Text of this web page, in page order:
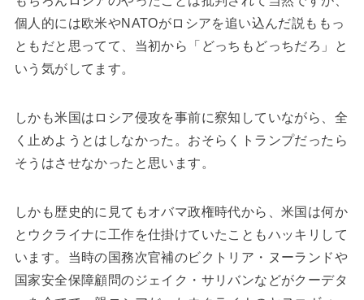
個人的には欧米やNATOがロシアを追い込んだ説ももっ
ともだと思ってて、当初から「どっちもどっちだろ」と
いう気がしてます。
しかも米国はロシア侵攻を事前に察知していながら、全
く止めようとはしなかった。おそらくトランプだったら
そうはさせなかったと思います。
しかも歴史的に見てもオバマ政権時代から、米国は何か
とウクライナに工作を仕掛けていたこともハッキリして
います。当時の国務次官補のビクトリア・ヌーランドや
国家安全保障顧問のジェイク・サリバンなどがクーデタ